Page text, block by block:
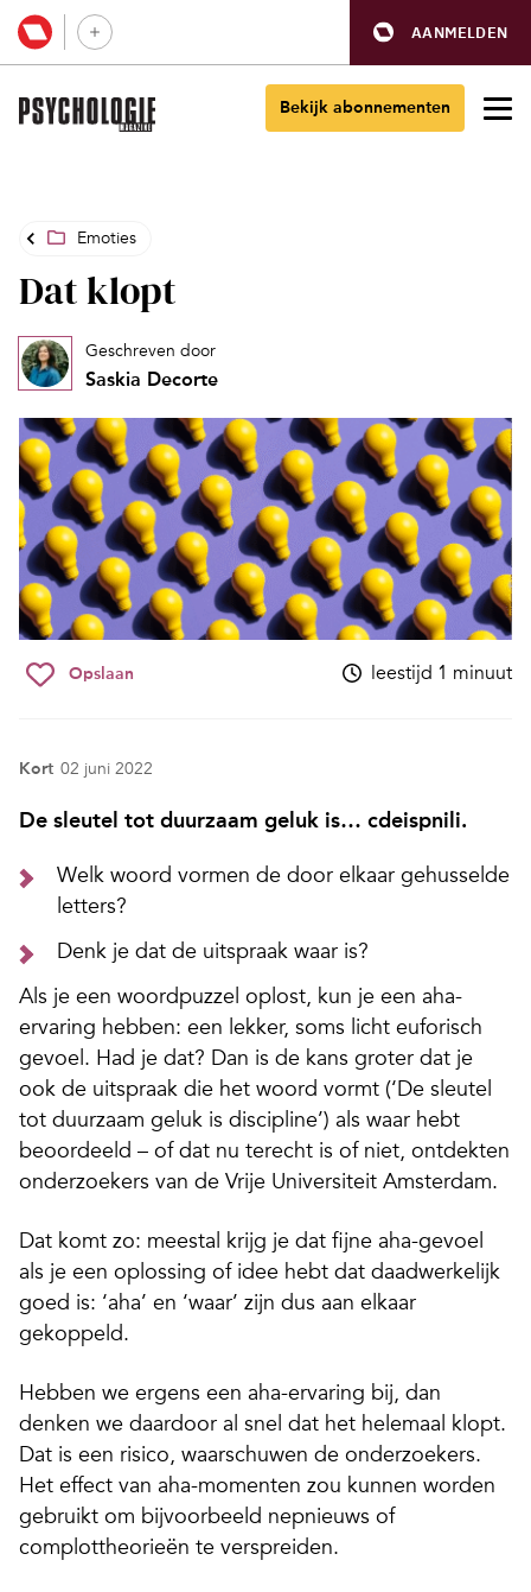
AANMELDEN
Bekijk abonnementen
Emoties
Dat klopt
Geschreven door
Saskia Decorte
Opslaan leestijd 1 minuut
Kort 02 juni 2022
De sleutel tot duurzaam geluk is… cdeispnili.
Welk woord vormen de door elkaar gehusselde
letters?
Denk je dat de uitspraak waar is?
Als je een woordpuzzel oplost, kun je een aha-
ervaring hebben: een lekker, soms licht euforisch
gevoel. Had je dat? Dan is de kans groter dat je
ook de uitspraak die het woord vormt (‘De sleutel
tot duurzaam geluk is discipline’) als waar hebt
beoordeeld – of dat nu terecht is of niet, ontdekten
onderzoekers van de Vrije Universiteit Amsterdam.
Dat komt zo: meestal krijg je dat fijne aha-gevoel
als je een oplossing of idee hebt dat daadwerkelijk
goed is: ‘aha’ en ‘waar’ zijn dus aan elkaar
gekoppeld.
Hebben we ergens een aha-ervaring bij, dan
denken we daardoor al snel dat het helemaal klopt.
Dat is een risico, waarschuwen de onderzoekers.
Het effect van aha-momenten zou kunnen worden
gebruikt om bijvoorbeeld nepnieuws of
complottheorieën te verspreiden.